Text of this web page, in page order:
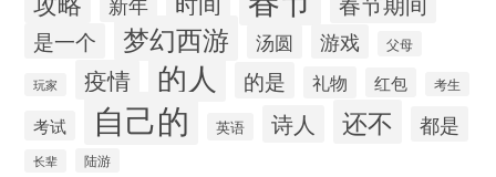
是一个 梦幻西游 汤圆 游戏 父母
玩家 疫情 的人 的是 礼物 红包 考生
考试 自己的 英语 诗人 还不 都是
长辈 陆游